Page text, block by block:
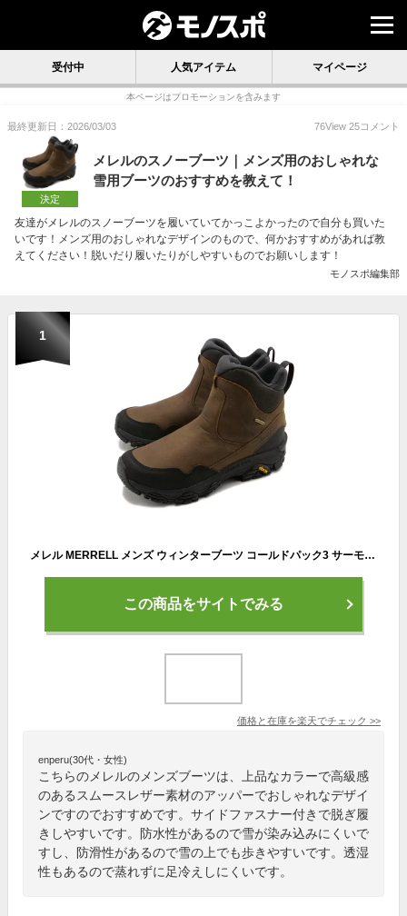
受付中 人気アイテム マイページ
本ページはプロモーションを含みます
最終更新日：2026/03/03 76View 25コメント
決定
メレルのスノーブーツ｜メンズ用のおしゃれな
雪用ブーツのおすすめを教えて！
友達がメレルのスノーブーツを履いていてかっこよかったので自分も買いた
いです！メンズ用のおしゃれなデザインのもので、何かおすすめがあれば教
えてください！脱いだり履いたりがしやすいものでお願いします！
モノスポ編集部
1
メレル MERRELL メンズ ウィンターブーツ コールドパック3 サーモ トール ジップ ウォータープルーフ [J037201 FW23] M COLDPACK 3 THERMO TALL ZIP WATERPROOF 防寒靴 全天候型 スノーブーツ 防水・防滑シューズ スリッポン スニーカー EARTH 茶 ブラウン系 正規取扱店
この商品をサイトでみる
価格と在庫を楽天でチェック >>
enperu(30代・女性)
こちらのメレルのメンズブーツは、上品なカラーで高級感
のあるスムースレザー素材のアッパーでおしゃれなデザイ
ンですのでおすすめです。サイドファスナー付きで脱ぎ履
きしやすいです。防水性があるので雪が染み込みにくいで
すし、防滑性があるので雪の上でも歩きやすいです。透湿
性もあるので蒸れずに足冷えしにくいです。